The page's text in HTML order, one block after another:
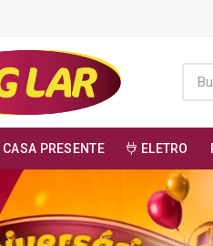
CASA PRESENTE ELETRO